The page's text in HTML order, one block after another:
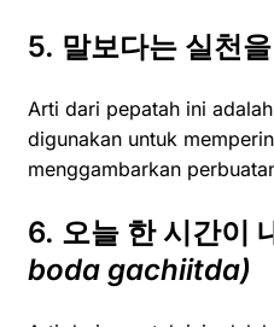
5. 말보다는 실천
Arti dari pepatah ini
digunakan untuk
menggambarkan
6. 오늘 한 시간이
boda gachiitda)